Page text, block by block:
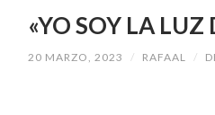
«YO SOY LA
20 MARZO, 2023 / RAFAAL /